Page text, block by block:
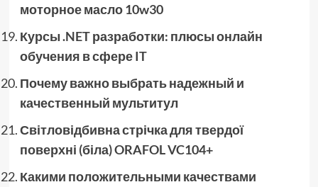
моторное масло 10w30
Курсы .NET разработки: плюсы онлайн
обучения в сфере IT
Почему важно выбрать надежный и
качественный мультитул
Світловідбивна стрічка для твердої
поверхні (біла) ORAFOL VC104+
Какими положительными качествами